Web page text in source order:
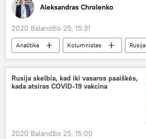
Aleksandras Chrolenko
2020 Balandžio 25, 15:31
Analitika Kolumnistas
Rusija
Belgija
Baltijos šalys
Rusija skelbia, kad iki vasaros paaiškės,
kada atsiras COVID-19 vakcina
2020 Balandžio 25, 15:00